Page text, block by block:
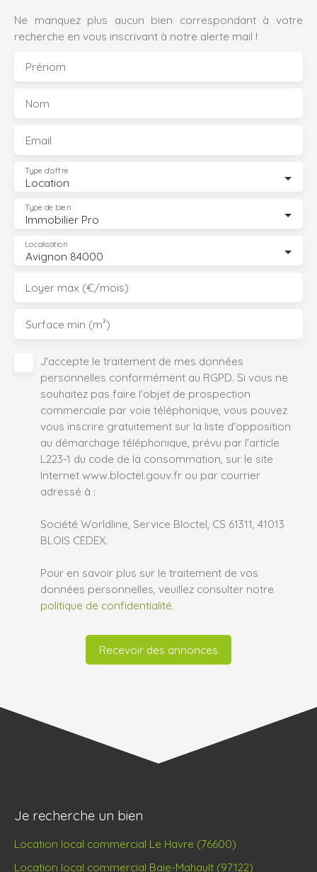
Ne manquez plus aucun bien correspondant à votre
recherche en vous inscrivant à notre alerte mail !
Prénom
Nom
Email
Location
Type d'offre
Immobilier Pro
Type de bien
Avignon 84000
Localisation
Loyer max (€/mois)
Surface min (m²)
J'accepte le traitement de mes données
personnelles conformément au RGPD. Si vous ne
souhaitez pas faire l'objet de prospection
commerciale par voie téléphonique, vous pouvez
vous inscrire gratuitement sur la liste d'opposition
au démarchage téléphonique, prévu par l'article
L223-1 du code de la consommation, sur le site
Internet www.bloctel.gouv.fr ou par courrier
adressé à :
Société Worldline, Service Bloctel, CS 61311, 41013
BLOIS CEDEX.
Pour en savoir plus sur le traitement de vos
données personnelles, veuillez consulter notre
politique de confidentialité.
Recevoir des annonces
Je recherche un bien
Location local commercial Le Havre (76600)
Location local commercial Baie-Mahault (97122)